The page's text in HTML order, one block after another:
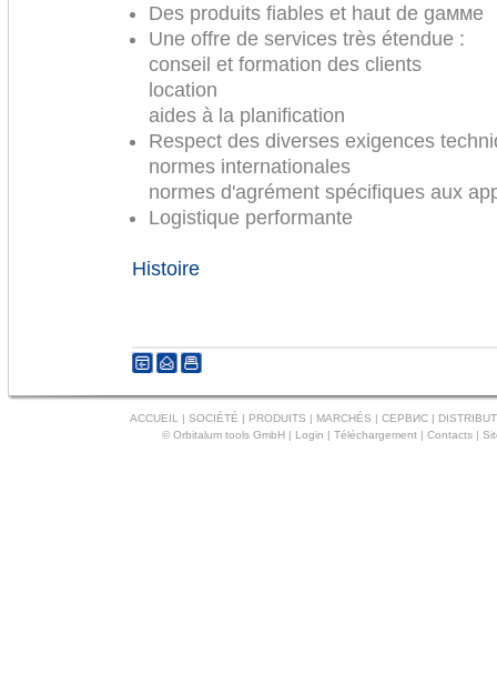
Des produits fiables et haut de gaммe
Une offre de services très étendue :
conseil et formation des clients
location
aides à la planification
Respect des diverses exigences
normes internationales
normes d'agrément spécifiques aux
Logistique performante
Histoire
ACCUEIL | SOCIÉTÉ | PRODUITS | MARCHÉS | СЕРВИС |
© Orbitalum tools GmbH | Login | Téléchargement| Contacts|